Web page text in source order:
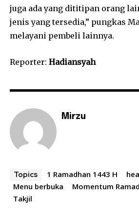
juga ada yang dititipan orang
jenis yang tersedia,” pungkas
melayani pembeli lainnya.
Reporter: Hadiansyah
Mirzu
Topics 1 Ramadhan 1443 H
Menu berbuka
Momentum
Takjil